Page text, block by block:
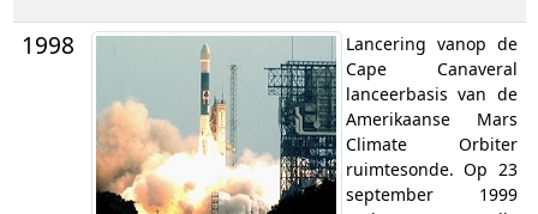
1998
Lancering vanop de
Cape Canaveral
lanceerbasis van de
Amerikaanse Mars
Climate Orbiter
ruimtesonde. Op 23
september 1999